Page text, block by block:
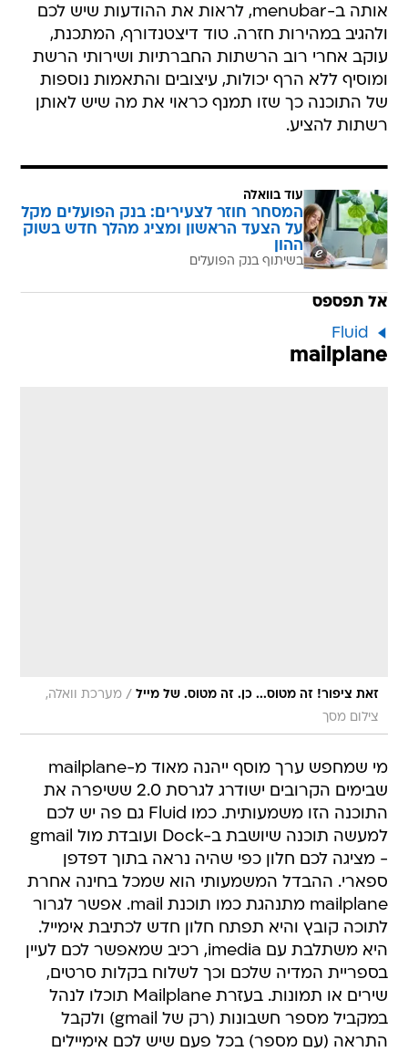
אותה ב-menubar, לראות את ההודעות שיש לכם
ולהגיב במהירות חזרה. טוד דיצטנדורף, המתכנת,
עוקב אחרי רוב הרשתות החברתיות ושירותי הרשת
ומוסיף ללא הרף יכולות, עיצובים והתאמות נוספות
של התוכנה כך שזו תמנף כראוי את מה שיש לאותן
רשתות להציע.
עוד בוואלה
המסחר חוזר לצעירים: בנק הפועלים מקל
על הצעד הראשון ומציג מהלך חדש בשוק
ההון
בשיתוף בנק הפועלים
אל תפספס
Fluid
mailplane
זאת ציפור! זה מטוס... כן. זה מטוס. של מייל / מערכת וואלה,
צילום מסך
מי שמחפש ערך מוסף ייהנה מאוד מ-mailplane
שבימים הקרובים ישודרג לגרסת 2.0 ששיפרה את
התוכנה הזו משמעותית. כמו Fluid גם פה יש לכם
למעשה תוכנה שיושבת ב-Dock ועובדת מול gmail
- מציגה לכם חלון כפי שהיה נראה בתוך דפדפן
ספארי. ההבדל המשמעותי הוא שמכל בחינה אחרת
mailplane מתנהגת כמו תוכנת mail. אפשר לגרור
לתוכה קובץ והיא תפתח חלון חדש לכתיבת אימייל.
היא משתלבת עם imedia, רכיב שמאפשר לכם לעיין
בספריית המדיה שלכם וכך לשלוח בקלות סרטים,
שירים או תמונות. בעזרת Mailplane תוכלו לנהל
במקביל מספר חשבונות (רק של gmail) ולקבל
התראה (עם מספר) בכל פעם שיש לכם אימיילים